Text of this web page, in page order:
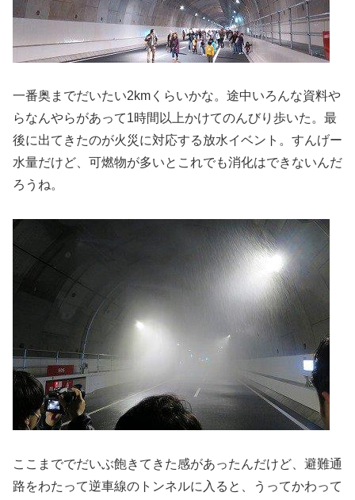
一番奥までだいたい2kmくらいかな。途中いろんな資料や
らなんやらがあって1時間以上かけてのんびり歩いた。最
後に出てきたのが火災に対応する放水イベント。すんげー
水量だけど、可燃物が多いとこれでも消化はできないんだ
ろうね。
ここまででだいぶ飽きてきた感があったんだけど、避難通
路をわたって逆車線のトンネルに入ると、うってかわって